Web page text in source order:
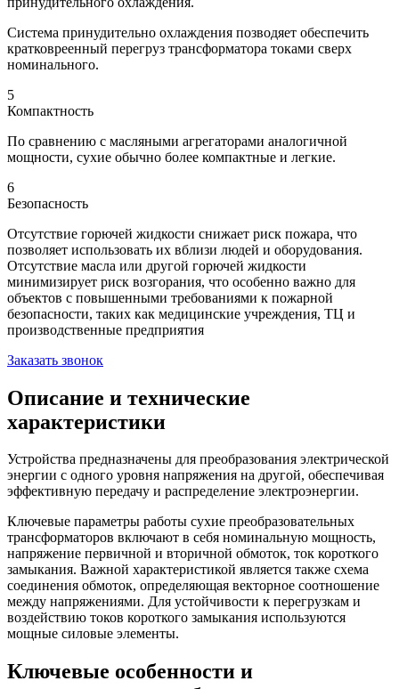
Система принудительно охлаждения позводяет обеспечить
кратковреенный перегруз трансформатора токами сверх
номинального.
5
Компактность
По сравнению с масляными агрегаторами аналогичной
мощности, сухие обычно более компактные и легкие.
6
Безопасность
Отсутствие горючей жидкости снижает риск пожара, что
позволяет использовать их вблизи людей и оборудования.
Отсутствие масла или другой горючей жидкости
минимизирует риск возгорания, что особенно важно для
объектов с повышенными требованиями к пожарной
безопасности, таких как медицинские учреждения, ТЦ и
производственные предприятия
Заказать звонок
Описание и технические
характеристики
Устройства предназначены для преобразования электрической
энергии с одного уровня напряжения на другой, обеспечивая
эффективную передачу и распределение электроэнергии.
Ключевые параметры работы сухие преобразовательных
трансформаторов включают в себя номинальную мощность,
напряжение первичной и вторичной обмоток, ток короткого
замыкания. Важной характеристикой является также схема
соединения обмоток, определяющая векторное соотношение
между напряжениями. Для устойчивости к перегрузкам и
воздействию токов короткого замыкания используются
мощные силовые элементы.
Ключевые особенности и